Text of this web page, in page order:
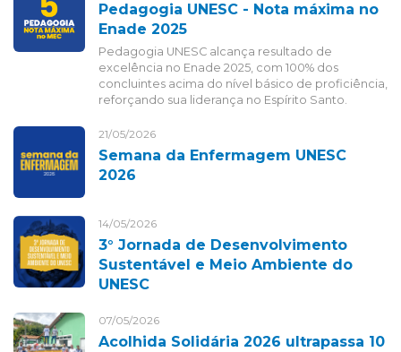
Pedagogia UNESC - Nota máxima no
Enade 2025
Pedagogia UNESC alcança resultado de
excelência no Enade 2025, com 100% dos
concluintes acima do nível básico de proficiência,
reforçando sua liderança no Espírito Santo.
21/05/2026
Semana da Enfermagem UNESC
2026
14/05/2026
3° Jornada de Desenvolvimento
Sustentável e Meio Ambiente do
UNESC
07/05/2026
Acolhida Solidária 2026 ultrapassa 10